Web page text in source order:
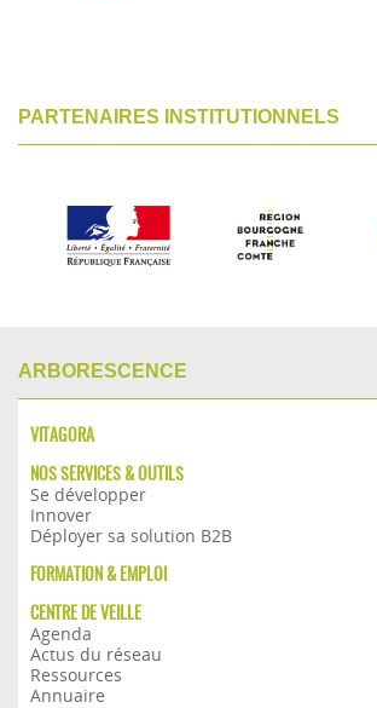
PARTENAIRES INSTITUTIONNELS
ARBORESCENCE
VITAGORA
NOS SERVICES & OUTILS
Se développer
Innover
Déployer sa solution B2B
FORMATION & EMPLOI
CENTRE DE VEILLE
Agenda
Actus du réseau
Ressources
Annuaire